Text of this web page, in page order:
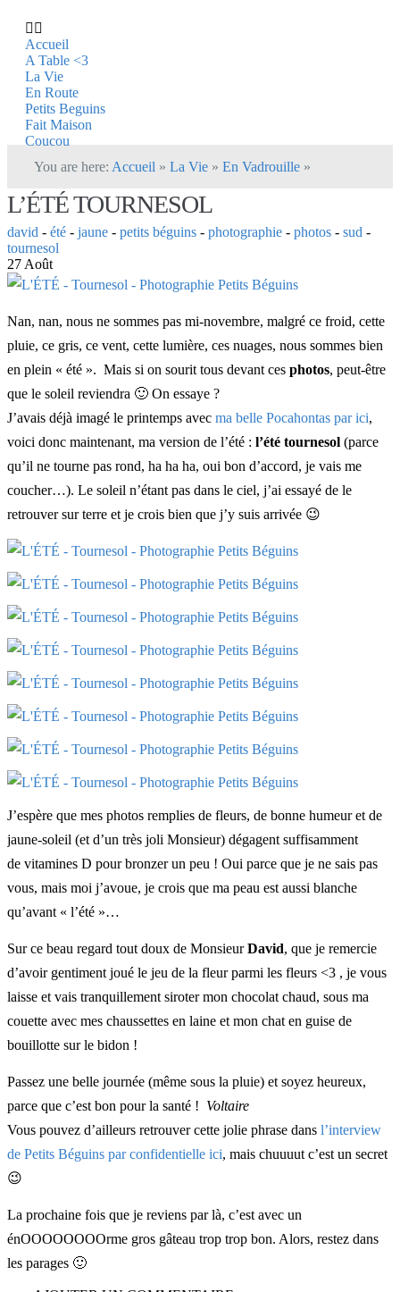
Accueil
A Table <3
La Vie
En Route
Petits Beguins
Fait Maison
Coucou
You are here: Accueil » La Vie » En Vadrouille »
L’ÉTÉ TOURNESOL
david - été - jaune - petits béguins - photographie - photos - sud -
tournesol
27 Août
Nan, nan, nous ne sommes pas mi-novembre, malgré ce froid, cette
pluie, ce gris, ce vent, cette lumière, ces nuages, nous sommes bien
en plein « été ». Mais si on sourit tous devant ces photos, peut-être
que le soleil reviendra 🙂 On essaye ?
J’avais déjà imagé le printemps avec ma belle Pocahontas par ici,
voici donc maintenant, ma version de l’été : l’été tournesol (parce
qu’il ne tourne pas rond, ha ha ha, oui bon d’accord, je vais me
coucher…). Le soleil n’étant pas dans le ciel, j’ai essayé de le
retrouver sur terre et je crois bien que j’y suis arrivée 😉
J’espère que mes photos remplies de fleurs, de bonne humeur et de
jaune-soleil (et d’un très joli Monsieur) dégagent suffisamment
de vitamines D pour bronzer un peu ! Oui parce que je ne sais pas
vous, mais moi j’avoue, je crois que ma peau est aussi blanche
qu’avant « l’été »…
Sur ce beau regard tout doux de MonsieurDavid, que je remercie
d’avoir gentiment joué le jeu de la fleur parmi les fleurs <3 , je vous
laisse et vais tranquillement siroter mon chocolat chaud, sous ma
couette avec mes chaussettes en laine et mon chat en guise de
bouillotte sur le bidon !
Passez une belle journée (même sous la pluie) et soyez heureux,
parce que c’est bon pour la santé ! Voltaire
Vous pouvez d’ailleurs retrouver cette jolie phrase dans l’interview
de Petits Béguins par confidentielle ici, mais chuuuut c’est un secret
😉
La prochaine fois que je reviens par là, c’est avec un
énOOOOOOOOrme gros gâteau trop trop bon. Alors, restez dans
les parages 🙂